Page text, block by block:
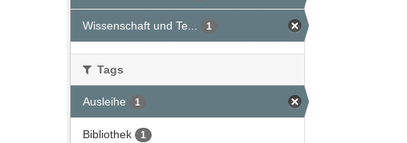
Wissenschaft und Te... 1
Tags
Ausleihe 1
Bibliothek 1